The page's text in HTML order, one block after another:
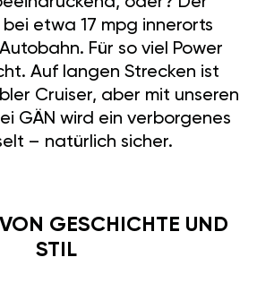
etwa 17 mpg innerorts
Für so viel Power
Auf langen Strecken ist
Cruiser, aber mit unseren
GÄN wird ein verborgenes
– natürlich sicher.
GESCHICHTE UND
STIL